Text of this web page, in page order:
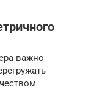
важно